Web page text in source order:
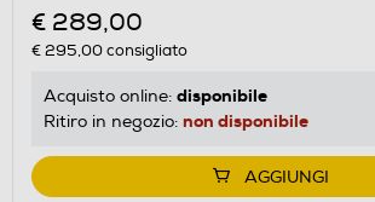
€ 289,00
€ 295,00consigliato
Acquisto online: disponibile
Ritiro in negozio: non disponibile
AGGIUNGI